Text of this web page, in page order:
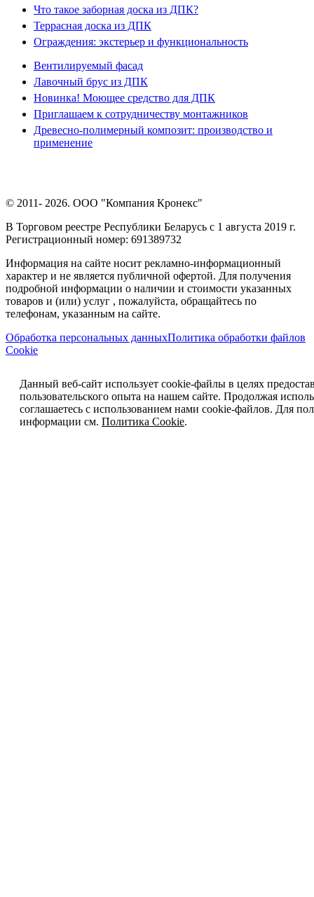
Что такое заборная доска из ДПК?
Террасная доска из ДПК
Ограждения: экстерьер и функциональность
Вентилируемый фасад
Лавочный брус из ДПК
Новинка! Моющее средство для ДПК
Приглашаем к сотрудничеству монтажников
Древесно-полимерный композит: производство и
применение
© 2011- 2026. ООО "Компания Кронекс"
В Торговом реестре Республики Беларусь с 1 августа 2019 г.
Регистрационный номер: 691389732
Информация на сайте носит рекламно-информационный
характер и не является публичной офертой. Для получения
подробной информации о наличии и стоимости указанных
товаров и (или) услуг , пожалуйста, обращайтесь по
телефонам, указанным на сайте.
Обработка персональных данныхПолитика обработки файлов
Cookie
Данный веб-сайт использует cookie-файлы в целях
пользовательского опыта на нашем сайте. Продолжая
соглашаетесь с использованием нами cookie-файлов. Для
информации см. Политика Cookie.